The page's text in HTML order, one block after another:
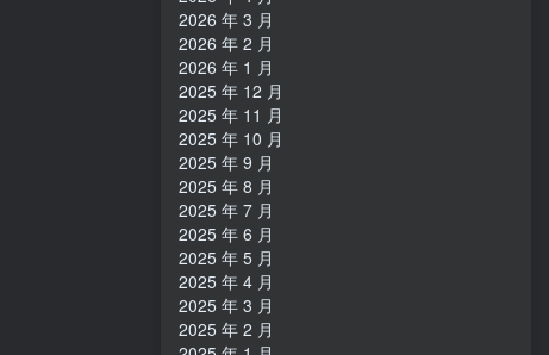
2026 年 3 月
2026 年 2 月
2026 年 1 月
2025 年 12 月
2025 年 11 月
2025 年 10 月
2025 年 9 月
2025 年 8 月
2025 年 7 月
2025 年 6 月
2025 年 5 月
2025 年 4 月
2025 年 3 月
2025 年 2 月